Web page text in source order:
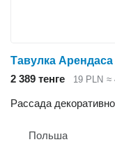
Тавулка
2 389 тенге
19 PLN ≈
Рассада
Польша